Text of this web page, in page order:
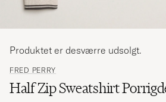
FRED PERRY
Half Zip Sweatshirt
Produktet er desværre udsolgt.